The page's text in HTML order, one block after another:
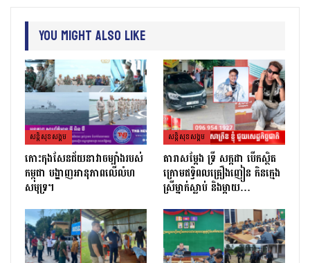
You Might Also Like
សន្តិសុខសង្គម
កោះកុងសែនជ័យនាវាចម្បាំងរបស់
កម្ពុជា បង្ហាញអានុភាពលើលំហ
សមុទ្រ។
សន្តិសុខសង្គម
តារាសម្ដែង ទ្រី សក្កដា បើកស្ថិត
ក្រោមឥទ្ធិពលគ្រឿងញៀន កិនក្មេង
ស្រីម្នាក់ស្លាប់ និងម្ដាយ…